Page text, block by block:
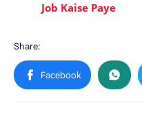
Job Kaise Paye